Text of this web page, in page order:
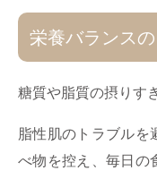
栄養バランス
糖質や脂質の摂りす
脂性肌のトラブルを
べ物を控え、毎日の